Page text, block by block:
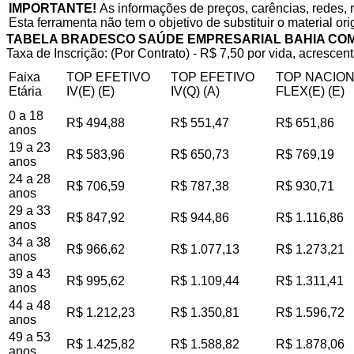
IMPORTANTE! As informações de preços, carências,
Esta ferramenta não tem o objetivo de substituir o material
TABELA BRADESCO SAÚDE EMPRESARIAL BAHIA
Taxa de Inscrição: (Por Contrato) - R$ 7,50 por vida,
Faixa
Etária
TOP EFETIVO
IV(E) (E)
TOP EFETIVO
IV(Q) (A)
TOP
FLEX(E) (E)
0 a 18
anos
R$ 494,88 R$ 551,47
R$ 651,86
19 a 23
anos
R$ 583,96 R$ 650,73
R$ 769,19
24 a 28
anos
R$ 706,59 R$ 787,38
R$ 930,71
29 a 33
anos
R$ 847,92 R$ 944,86
R$ 1.116,86
34 a 38
anos
R$ 966,62 R$ 1.077,13
R$ 1.273,21
39 a 43
anos
R$ 995,62 R$ 1.109,44
R$ 1.311,41
44 a 48
anos
R$ 1.212,23 R$ 1.350,81
R$ 1.596,72
49 a 53
R$ 1.425,82 R$ 1.588,82 R$ 1.878,06